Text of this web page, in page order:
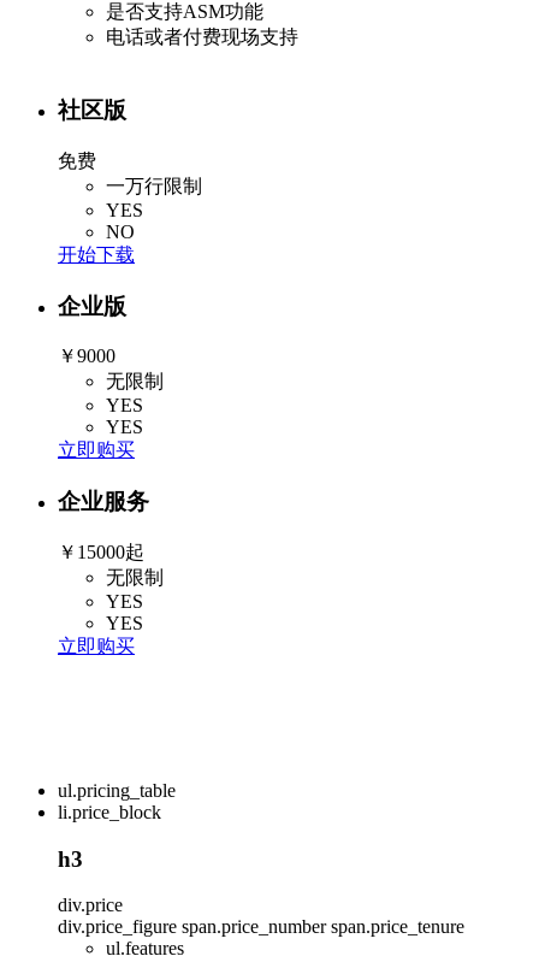
是否支持ASM功能
电话或者付费现场支持
社区版
免费
一万行限制
YES
NO
开始下载
企业版
￥9000
无限制
YES
YES
立即购买
企业服务
￥15000起
无限制
YES
YES
立即购买
ul.pricing_table
li.price_block
h3
div.price
div.price_figure span.price_number span.price_tenure
ul.features